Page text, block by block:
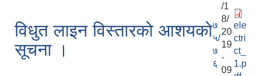
विधुत लाइन विस्तारको आशयको
सूचना ।
७
५/
७
६
/1
8/
20
19
-
09
ele
ctri
ct_
1.p